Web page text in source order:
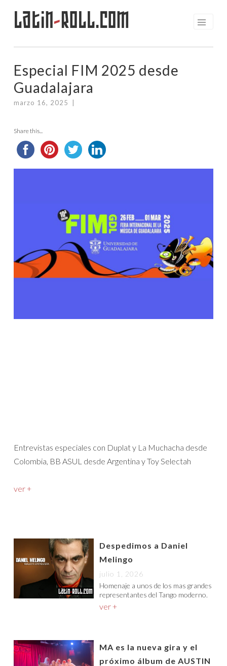
Saltar
Latin-Roll.com
Especial FIM 2025 desde
Guadalajara
marzo 16, 2025
Share this...
Entrevistas especiales con Duplat y La Muchacha desde
Colombia, BB ASUL desde Argentina y Toy Selectah
ver +
Despedimos a Daniel
Melingo
julio 1, 2026
Homenaje a unos de los mas grandes
representantes del Tango moderno.
ver +
MA es la nueva gira y el
próximo álbum de AUSTIN